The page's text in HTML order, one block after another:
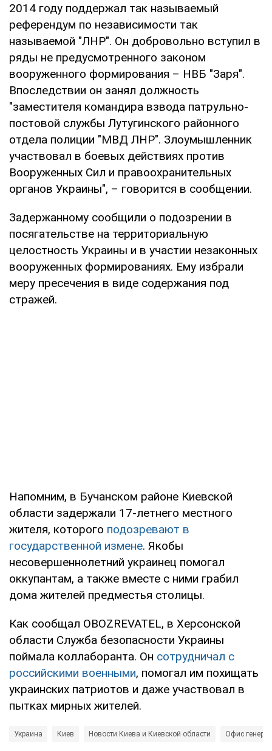
2014 году поддержал так называемый
референдум по независимости так
называемой "ЛНР". Он добровольно вступил в
ряды не предусмотренного законом
вооруженного формирования – НВБ "Заря".
Впоследствии он занял должность
"заместителя командира взвода патрульно-
постовой службы Лутугинского районного
отдела полиции "МВД ЛНР". Злоумышленник
участвовал в боевых действиях против
Вооруженных Сил и правоохранительных
органов Украины", – говорится в сообщении.
Задержанному сообщили о подозрении в
посягательстве на территориальную
целостность Украины и в участии незаконных
вооруженных формированиях. Ему избрали
меру пресечения в виде содержания под
стражей.
Напомним, в Бучанском районе Киевской
области задержали 17-летнего местного
жителя, которого подозревают в
государственной измене. Якобы
несовершеннолетний украинец помогал
оккупантам, а также вместе с ними грабил
дома жителей предместья столицы.
Как сообщал OBOZREVATEL, в Херсонской
области Служба безопасности Украины
поймала коллаборанта. Он сотрудничал с
российскими военными, помогал им похищать
украинских патриотов и даже участвовал в
пытках мирных жителей.
Украина Киев Новости Киева и Киевской области Офис